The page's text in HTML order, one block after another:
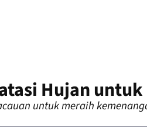
Hujan
untuk meraih